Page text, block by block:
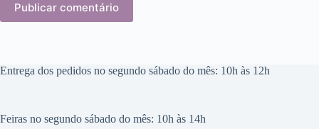
Publicar comentário
Entrega dos pedidos no segundo sábado do mês: 10h às 12h
Feiras no segundo sábado do mês: 10h às 14h